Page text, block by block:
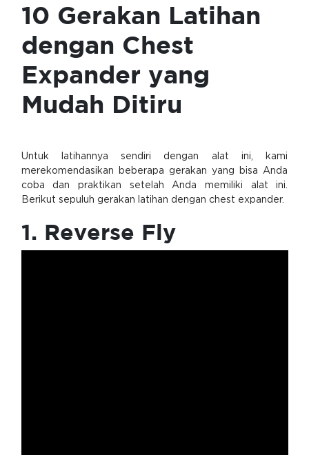
10 Gerakan Latihan
dengan Chest
Expander yang
Mudah Ditiru
Untuk latihannya sendiri dengan alat ini, kami
merekomendasikan beberapa gerakan yang bisa Anda
coba dan praktikan setelah Anda memiliki alat ini.
Berikut sepuluh gerakan latihan dengan chest expander.
1. Reverse Fly